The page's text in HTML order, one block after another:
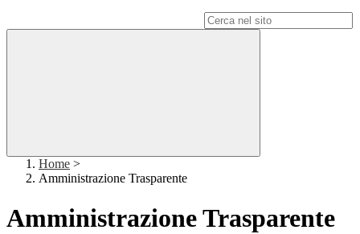
Home >
Amministrazione Trasparente
Amministrazione Trasparente